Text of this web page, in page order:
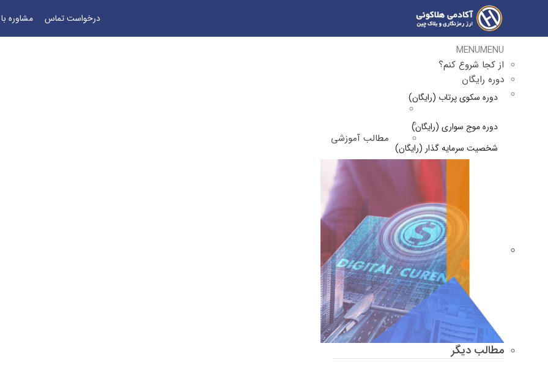
درخواست تماس مشاوره
MENUMENU
از کجا شروع کنم؟
دوره رایگان
دوره سکوی پرتاب (رایگان)
دوره موج سواری (رایگان)
شخصیت سرمایه گذار (رایگان)
مطالب آموزشی
مطالب دیگر